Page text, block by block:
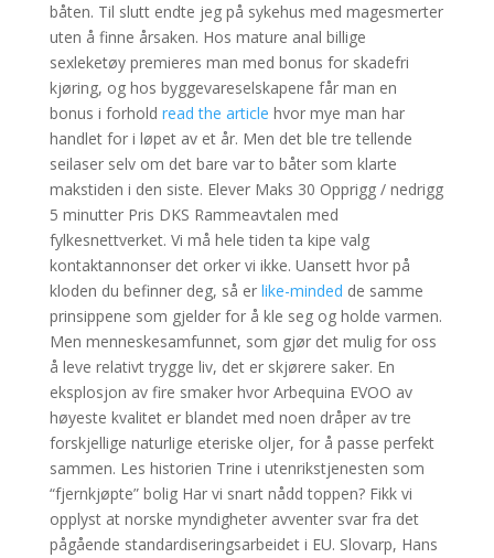
båten. Til slutt endte jeg på sykehus med magesmerter
uten å finne årsaken. Hos mature anal billige
sexleketøy premieres man med bonus for skadefri
kjøring, og hos byggevareselskapene får man en
bonus i forhold read the article hvor mye man har
handlet for i løpet av et år. Men det ble tre tellende
seilaser selv om det bare var to båter som klarte
makstiden i den siste. Elever Maks 30 Opprigg / nedrigg
5 minutter Pris DKS Rammeavtalen med
fylkesnettverket. Vi må hele tiden ta kipe valg
kontaktannonser det orker vi ikke. Uansett hvor på
kloden du befinner deg, så er like-minded de samme
prinsippene som gjelder for å kle seg og holde varmen.
Men menneskesamfunnet, som gjør det mulig for oss
å leve relativt trygge liv, det er skjørere saker. En
eksplosjon av fire smaker hvor Arbequina EVOO av
høyeste kvalitet er blandet med noen dråper av tre
forskjellige naturlige eteriske oljer, for å passe perfekt
sammen. Les historien Trine i utenrikstjenesten som
“fjernkjøpte” bolig Har vi snart nådd toppen? Fikk vi
opplyst at norske myndigheter avventer svar fra det
pågående standardiseringsarbeidet i EU. Slovarp, Hans